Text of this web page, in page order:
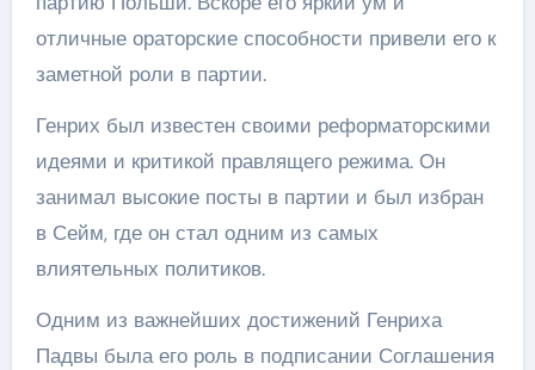
отличные ораторские способности привели его к
заметной роли в партии.
Генрих был известен своими реформаторскими
идеями и критикой правлящего режима. Он
занимал высокие посты в партии и был избран
в Сейм, где он стал одним из самых
влиятельных политиков.
Одним из важнейших достижений Генриха
Падвы была его роль в подписании Соглашения